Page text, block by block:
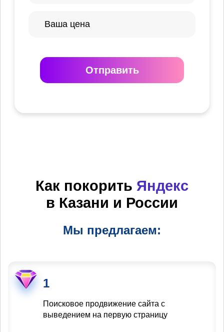
Отправить
Как покорить Яндекс
в Казани и России
Мы предлагаем:
1
Поисковое продвижение сайта с
выведением на первую страницу